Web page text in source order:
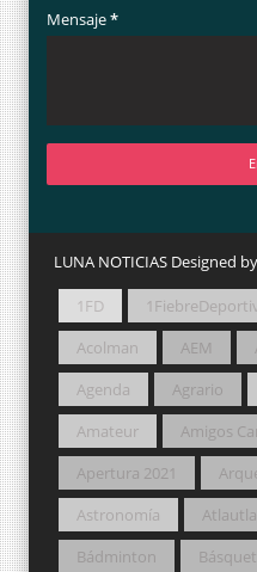
Mensaje*
LUNA NOTICIAS Designed by
1FD
Acolman
AEM
Agenda
Agrario
Amateur
Amigos
Apertura 2021
Astronomía
Atlautla
Bádminton